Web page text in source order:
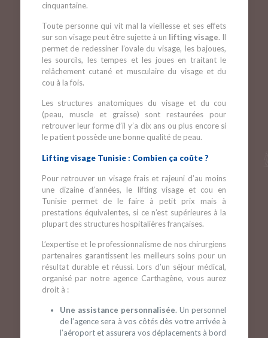
cinquantaine.
Toute personne qui vit mal la vieillesse et ses effets
sur son visage peut être sujette à un lifting visage. Il
permet de redessiner l’ovale du visage, les bajoues,
les sourcils, les tempes et les joues en traitant le
relâchement cutané et musculaire du visage et du
cou à la fois.
Les structures anatomiques du visage et du cou
(peau, muscle et graisse) sont restaurées pour
retrouver leur forme d’il y’a dix ans ou plus encore si
le patient possède une bonne qualité de peau.
Lifting visage Tunisie : Combien ça coûte ?
Pour retrouver un visage frais et rajeuni d’au moins
une dizaine d’années, le lifting visage et cou en
Tunisie permet de le faire à petit prix mais à
prestations équivalentes, si ce n’est supérieures à la
plupart des structures hospitalières françaises.
L’expertise et le professionnalisme de nos chirurgiens
partenaires garantissent les meilleurs soins pour un
résultat durable et réussi. Lors d’un séjour médical,
organisé par notre agence Carthagène, vous aurez
droit à :
Une assistance personnalisée. Un personnel
de l’agence sera à vos côtés dès votre arrivée à
l’aéroport et assurera vos déplacements à bord